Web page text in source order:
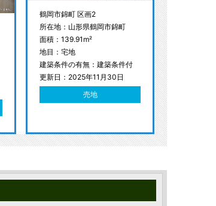
鶴岡市錦町 区画2
所在地：山形県鶴岡市錦町
面積：139.91m²
地目：宅地
建築条件の有無：建築条件付
更新日：2025年11月30日
売地